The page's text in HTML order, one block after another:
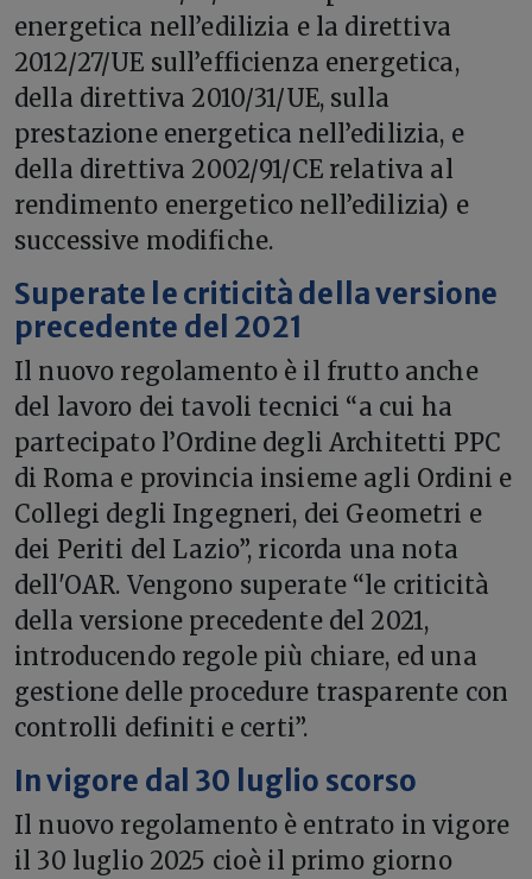
energetica nell’edilizia e la direttiva
2012/27/UE sull’efficienza energetica,
della direttiva 2010/31/UE, sulla
prestazione energetica nell’edilizia, e
della direttiva 2002/91/CE relativa al
rendimento energetico nell’edilizia) e
successive modifiche.
Superate le criticità della versione
precedente del 2021
Il nuovo regolamento è il frutto anche
del lavoro dei tavoli tecnici “a cui ha
partecipato l’Ordine degli Architetti PPC
di Roma e provincia insieme agli Ordini e
Collegi degli Ingegneri, dei Geometri e
dei Periti del Lazio”, ricorda una nota
dell'OAR. Vengono superate “le criticità
della versione precedente del 2021,
introducendo regole più chiare, ed una
gestione delle procedure trasparente con
controlli definiti e certi”.
In vigore dal 30 luglio scorso
Il nuovo regolamento è entrato in vigore
il 30 luglio 2025 cioè il primo giorno